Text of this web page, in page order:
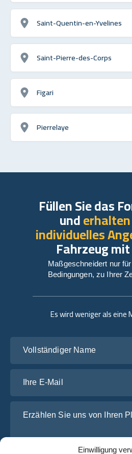
Einwilligung
Saint-Quentin-en-Yvelines
Saint-Pierre-des-Corps
Figari
Pierrelaye
Es wird weniger als eine
Füllen Sie das
und
individuelles
Fahrzeug
Maßgeschneidert nur
Bedingungen, zu Ihrer